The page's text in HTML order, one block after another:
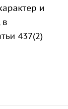
и
в
437(2)